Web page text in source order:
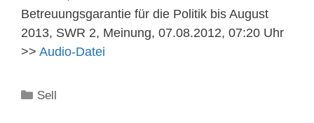
Betreuungsgarantie für die Politik bis August
2013, SWR 2, Meinung, 07.08.2012, 07:20 Uhr
>> Audio-Datei
Kategorien
Sell